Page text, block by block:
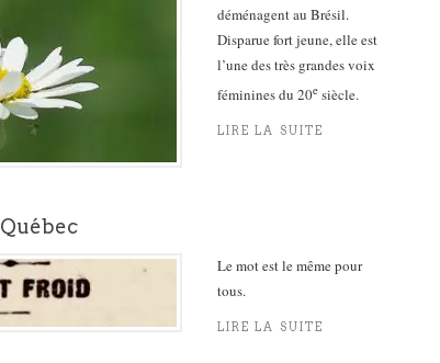
déménagent au Brésil.
Disparue fort jeune, elle est
l’une des très grandes voix
féminines du 20e siècle.
LIRE LA SUITE
Le mot est le même pour
tous.
LIRE LA SUITE